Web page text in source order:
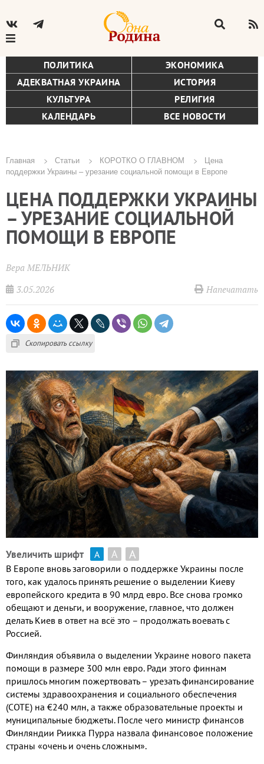
ПОЛИТИКА
ЭКОНОМИКА
АДЕКВАТНАЯ УКРАИНА
ИСТОРИЯ
КУЛЬТУРА
РЕЛИГИЯ
КАЛЕНДАРЬ
ВСЕ НОВОСТИ
Строка
навигации
Главная Статьи КОРОТКО О ГЛАВНОМ
Цена
поддержки Украины – урезание социальной помощи в Европе
ЦЕНА ПОДДЕРЖКИ УКРАИНЫ
– УРЕЗАНИЕ СОЦИАЛЬНОЙ
ПОМОЩИ В ЕВРОПЕ
Вера МЕЛЬНИК
3.05.2026
Напечатать
Скопировать ссылку
Увеличить шрифт А А А
В Европе вновь заговорили о поддержке Украины после
того, как удалось принять решение о выделении Киеву
европейского кредита в 90 млрд евро. Все снова громко
обещают и деньги, и вооружение, главное, что должен
делать Киев в ответ на всё это – продолжать воевать с
Россией.
Финляндия объявила о выделении Украине нового пакета
помощи в размере 300 млн евро. Ради этого финнам
пришлось многим пожертвовать– урезать финансирование
системы здравоохранения и социального обеспечения
(СОТЕ) на €240 млн, а также образовательные проекты и
муниципальные бюджеты. После чего министр финансов
Финляндии Риикка Пурра назвала финансовое положение
страны «очень и очень сложным».